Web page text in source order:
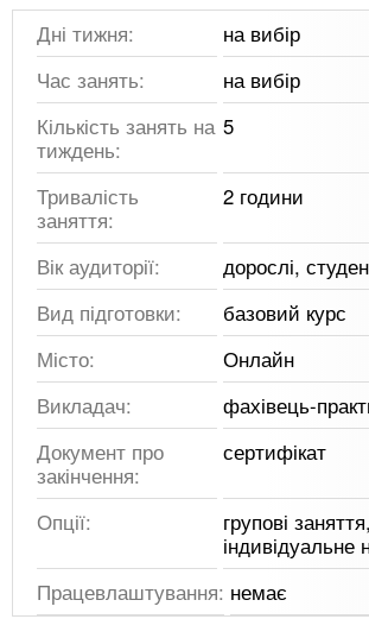
Дні тижня:
на вибір
Час занять:
на вибір
Кількість занять на
тиждень:
5
Тривалість
заняття:
2 години
Вік аудиторії:
дорослі,
Вид підготовки:
базовий курс
Місто:
Онлайн
Викладач:
фахівець-
Документ про
закінчення:
сертифікат
Опції:
групові заняття,
індивідуальне
Працевлаштування: немає